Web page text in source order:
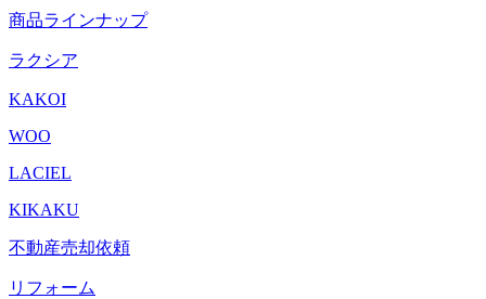
商品ラインナップ
ラクシア
KAKOI
WOO
LACIEL
KIKAKU
不動産売却依頼
リフォーム